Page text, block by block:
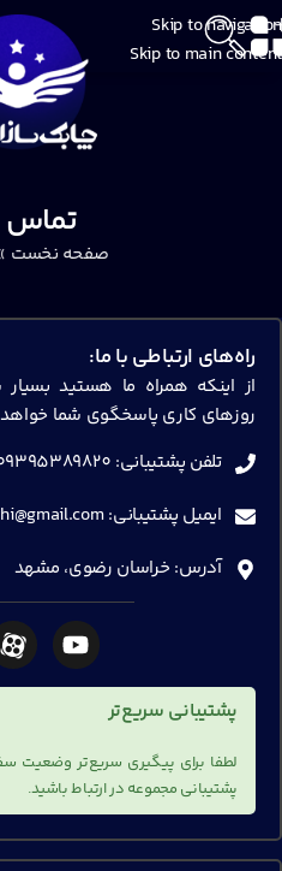
Skip to navigation
Skip to main content
تماس
صفحه نخست
راه‌های ارتباطی با ما:
از اینکه همراه ما هستید
روزهای کاری پاسخگوی شما
تلفن پشتیبانی: 09395389820
ایمیل پشتیبانی: ali.dorhi@gmail.com
آدرس: خراسان رضوی، مشهد
پشتیبانی سریع‌تر
لطفا برای پیگیری سریع‌تر وضعیت
پشتیبانی مجموعه در ارتباط باشید.